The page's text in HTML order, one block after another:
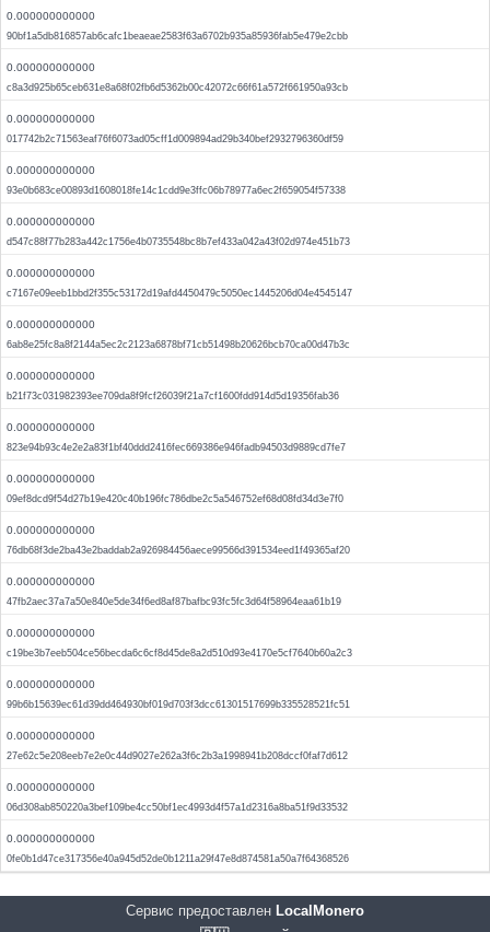
0.000000000000
90bf1a5db816857ab6cafc1beaeae2583f63a6702b935a85936fab5e479e2cbb
0.000000000000
c8a3d925b65ceb631e8a68f02fb6d5362b00c42072c66f61a572f661950a93cb
0.000000000000
017742b2c71563eaf76f6073ad05cff1d009894ad29b340bef2932796360df59
0.000000000000
93e0b683ce00893d1608018fe14c1cdd9e3ffc06b78977a6ec2f659054f57338
0.000000000000
d547c88f77b283a442c1756e4b0735548bc8b7ef433a042a43f02d974e451b73
0.000000000000
c7167e09eeb1bbd2f355c53172d19afd4450479c5050ec1445206d04e4545147
0.000000000000
6ab8e25fc8a8f2144a5ec2c2123a6878bf71cb51498b20626bcb70ca00d47b3c
0.000000000000
b21f73c031982393ee709da8f9fcf26039f21a7cf1600fdd914d5d19356fab36
0.000000000000
823e94b93c4e2e2a83f1bf40ddd2416fec669386e946fadb94503d9889cd7fe7
0.000000000000
09ef8dcd9f54d27b19e420c40b196fc786dbe2c5a546752ef68d08fd34d3e7f0
0.000000000000
76db68f3de2ba43e2baddab2a926984456aece99566d391534eed1f49365af20
0.000000000000
47fb2aec37a7a50e840e5de34f6ed8af87bafbc93fc5fc3d64f58964eaa61b19
0.000000000000
c19be3b7eeb504ce56becda6c6cf8d45de8a2d510d93e4170e5cf7640b60a2c3
0.000000000000
99b6b15639ec61d39dd464930bf019d703f3dcc61301517699b335528521fc51
0.000000000000
27e62c5e208eeb7e2e0c44d9027e262a3f6c2b3a1998941b208dccf0faf7d612
0.000000000000
06d308ab850220a3bef109be4cc50bf1ec4993d4f57a1d2316a8ba51f9d33532
0.000000000000
0fe0b1d47ce317356e40a945d52de0b1211a29f47e8d874581a50a7f64368526
Сервис предоставлен LocalMonero